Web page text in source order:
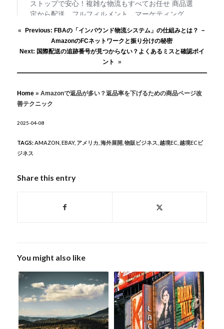
« Previous: FBAの「インバウンド物流システム」の仕組みとは？ －
AmazonのFCネットワークと振り分けの秘密
Next: 国際配送の追跡番号が見つからない？よくあるミスと確認ポイ
ント
»
Home» Amazonで返品が多い？返品率を下げるための商品ページ改
善テクニック
2025-04-08
TAGS:AMAZON EBAY, アメリカ 海外展開, 物販ビジネス 越境EC 越境ECビ
ジネス
Share this entry
You might also like